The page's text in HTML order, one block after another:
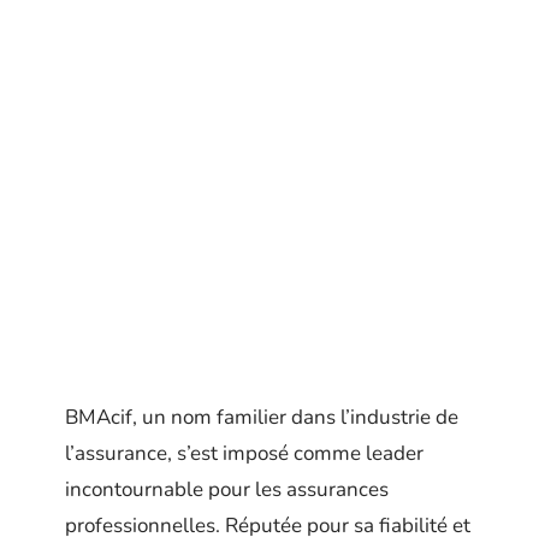
BMAcif, un nom familier dans l’industrie de
l’assurance, s’est imposé comme leader
incontournable pour les assurances
professionnelles. Réputée pour sa fiabilité et